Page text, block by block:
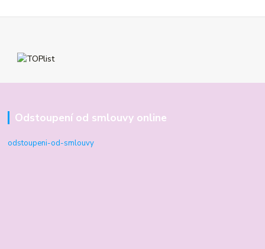
Odstoupení od smlouvy online
odstoupeni-od-smlouvy